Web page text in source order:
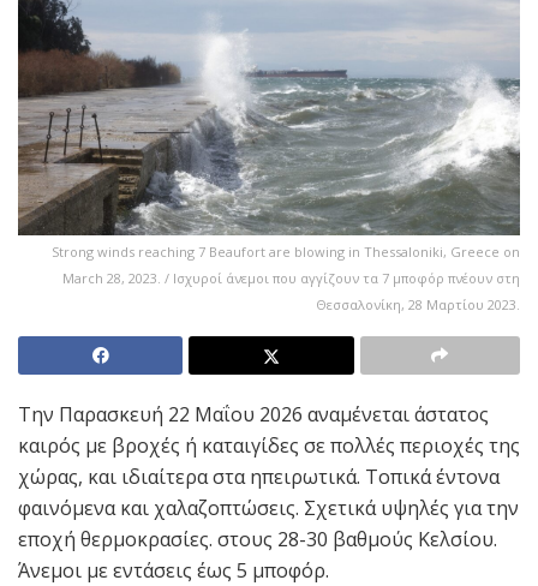
Strong winds reaching 7 Beaufort are blowing in Thessaloniki, Greece on
March 28, 2023. / Ισχυροί άνεμοι που αγγίζουν τα 7 μποφόρ πνέουν στη
Θεσσαλονίκη, 28 Μαρτίου 2023.
Την Παρασκευή 22 Μαΐου 2026 αναμένεται άστατος
καιρός με βροχές ή καταιγίδες σε πολλές περιοχές της
χώρας, και ιδιαίτερα στα ηπειρωτικά. Τοπικά έντονα
φαινόμενα και χαλαζοπτώσεις. Σχετικά υψηλές για την
εποχή θερμοκρασίες. στους 28-30 βαθμούς Κελσίου.
Άνεμοι με εντάσεις έως 5 μποφόρ.